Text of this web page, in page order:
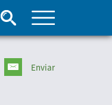
Enviar